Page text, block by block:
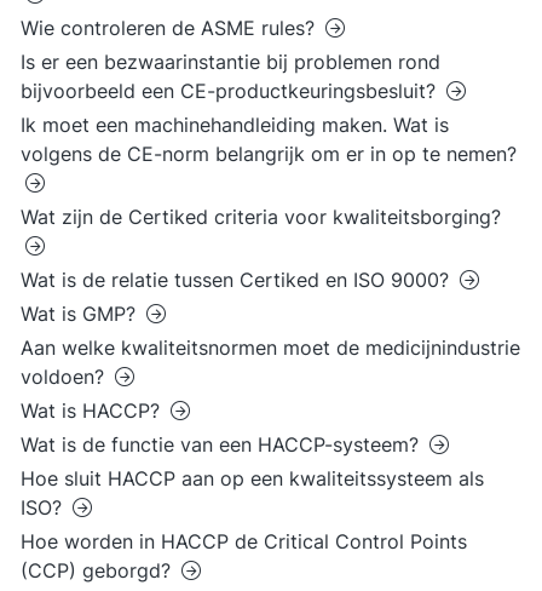
Wie controleren de ASME rules?
Is er een bezwaarinstantie bij problemen rond
bijvoorbeeld een CE-productkeuringsbesluit?
Ik moet een machinehandleiding maken. Wat is
volgens de CE-norm belangrijk om er in op te nemen?
Wat zijn de Certiked criteria voor kwaliteitsborging?
Wat is de relatie tussen Certiked en ISO 9000?
Wat is GMP?
Aan welke kwaliteitsnormen moet de medicijnindustrie
voldoen?
Wat is HACCP?
Wat is de functie van een HACCP-systeem?
Hoe sluit HACCP aan op een kwaliteitssysteem als
ISO?
Hoe worden in HACCP de Critical Control Points
(CCP) geborgd?